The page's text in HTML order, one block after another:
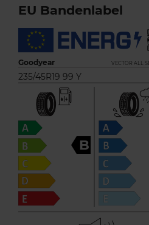
EU Bandenlabel
Goodyear VECTOR ALL
235/45R19 99 Y
B